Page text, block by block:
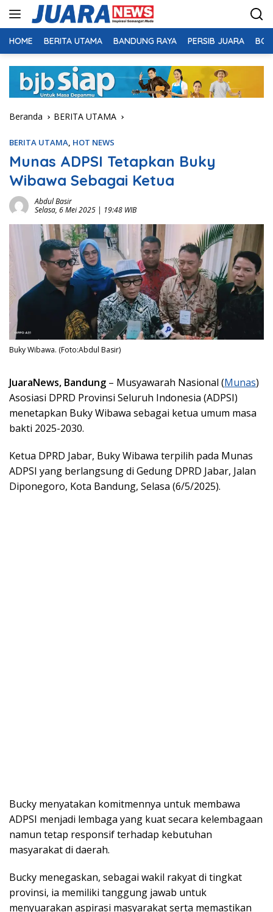
HOME BERITA UTAMA BANDUNG RAYA PERSIB JUARA
Beranda BERITA UTAMA
BERITA UTAMA, HOT NEWS
Munas ADPSI Tetapkan Buky
Wibawa Sebagai Ketua
Abdul Basir
Selasa, 6 Mei 2025 | 19:48 WIB
Buky Wibawa. (Foto:Abdul Basir)
JuaraNews, Bandung – Musyawarah Nasional (Munas)
Asosiasi DPRD Provinsi Seluruh Indonesia (ADPSI)
menetapkan Buky Wibawa sebagai ketua umum masa
bakti 2025-2030.
Ketua DPRD Jabar, Buky Wibawa terpilih pada Munas
ADPSI yang berlangsung di Gedung DPRD Jabar, Jalan
Diponegoro, Kota Bandung, Selasa (6/5/2025).
Bucky menyatakan komitmennya untuk membawa
ADPSI menjadi lembaga yang kuat secara kelembagaan
namun tetap responsif terhadap kebutuhan
masyarakat di daerah.
Bucky menegaskan, sebagai wakil rakyat di tingkat
provinsi, ia memiliki tanggung jawab untuk
menyuarakan aspirasi masyarakat serta memastikan